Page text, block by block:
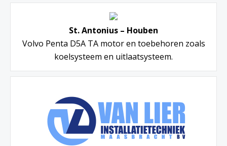
St. Antonius – Houben
Volvo Penta D5A TA motor en toebehoren zoals
koelsysteem en uitlaatsysteem.